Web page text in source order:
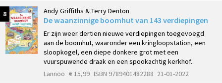
8 Andy Griffiths & Terry Denton
De waanzinnige boomhut van 143 verdiepingen
Er zijn weer dertien nieuwe verdiepingen toegevoegd
aan de boomhut, waaronder een kringloopstation, een
sloopkogel, een diepe donkere grot met een
vuurspuwende draak en een spookachtig kerkhof.
Lannoo € 15,99 ISBN 9789401482288 21-01-2022